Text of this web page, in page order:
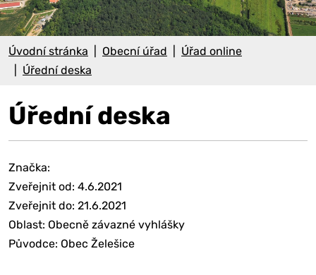
Úvodní stránka Obecní úřad
Úřad online
Úřední deska
Úřední deska
Značka:
Zveřejnit od: 4.6.2021
Zveřejnit do: 21.6.2021
Oblast: Obecně závazné vyhlášky
Původce: Obec Želešice